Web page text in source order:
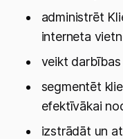
administrēt
interneta
veikt
segmentēt
efektīvākai
izstrādāt un